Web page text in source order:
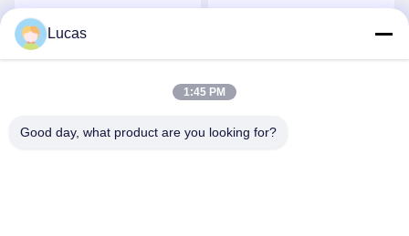
YS-320S para PCB SMT
320x250mm
eletromagnética dupla
Lucas
1:45 PM
Good day, what product are you looking for?